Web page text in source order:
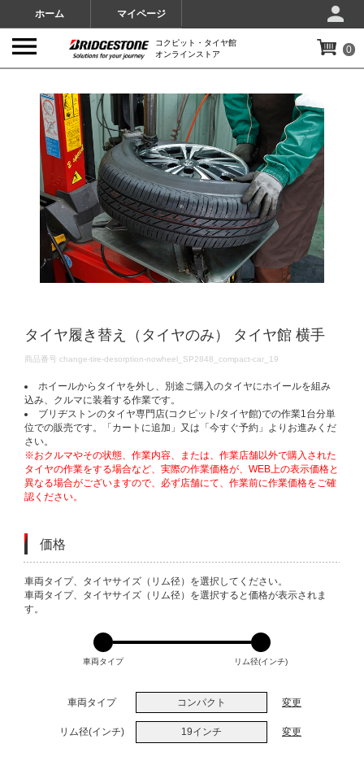
ホーム マイページ
コクピット・タイヤ館
オンラインストア
0
タイヤ履き替え（タイヤのみ） タイヤ館 横手
DETAILS
商品番号 change-tire-desorption-nowheel_SP2848_compact-car_19
ホイールからタイヤを外し、別途ご購入のタイヤにホイールを組み
込み、クルマに装着する作業です。
ブリヂストンのタイヤ専門店(コクピット/タイヤ館)での作業1台分単
位での販売です。「カートに追加」又は「今すぐ予約」よりお進みくだ
さい。
※おクルマやその状態、作業内容、または、作業店舗以外で購入された
タイヤの作業をする場合など、実際の作業価格が、WEB上の表示価格と
異なる場合がございますので、必ず店舗にて、作業前に作業価格をご確
認ください。
価格
VARIATIONS
車両タイプ、タイヤサイズ（リム径）を選択してください。
車両タイプ、タイヤサイズ（リム径）を選択すると価格が表示されま
す。
車両タイプ リム径(インチ)
車両タイプ コンパクト 変更
リム径(インチ) 19インチ 変更